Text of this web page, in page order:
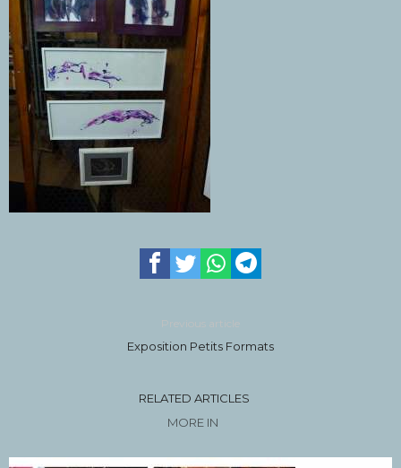
Previous article
Exposition Petits Formats
RELATED ARTICLES
MORE IN